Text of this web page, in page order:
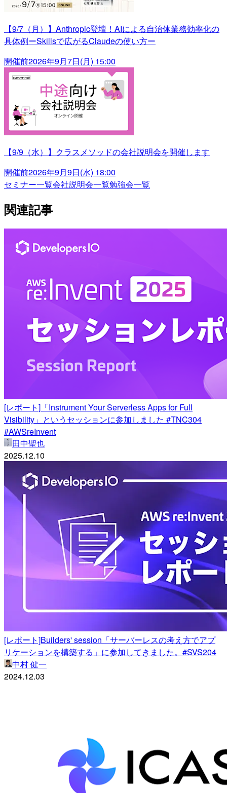
【9/7（月）】Anthropic登壇！AIによる自治体業務効率化の
具体例ーSkillsで広がるClaudeの使い方ー
開催前2026年9月7日(月) 15:00
【9/9（水）】クラスメソッドの会社説明会を開催します
開催前2026年9月9日(水) 18:00
セミナー一覧会社説明会一覧勉強会一覧
関連記事
[レポート]「Instrument Your Serverless Apps for Full
Visibility」というセッションに参加しました #TNC304
#AWSreInvent
田中聖也
2025.12.10
[レポート]Builders' session「サーバーレスの考え方でアプ
リケーションを構築する」に参加してきました。#SVS204
中村 健一
2024.12.03